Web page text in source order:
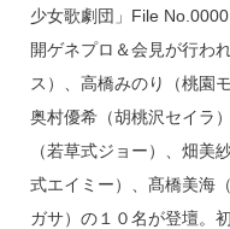
a
d
s
n
a
少女歌劇団」File
開ゲネプロ＆会見が行わ
ス）、高橋みのり（桃園
奥村優希（胡桃沢セイラ
（若草式ジョー）、畑美
式エイミー）、髙橋美海
ガサ）の１０名が登壇。